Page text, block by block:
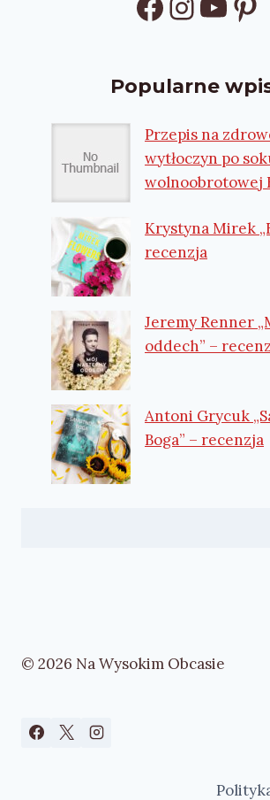
Popularne
Przepis na
wytłoczyn po
wolnoobrotowej
Krystyna Mirek
recenzja
Jeremy Renner
oddech” –
Antoni Grycuk
Boga” – recenzja
© 2026 Na Wysokim Obcasie